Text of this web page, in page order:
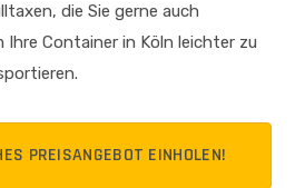
die Sie gerne auch
Ihre Container in Köln leichter zu
PREISANGEBOT EINHOLEN!